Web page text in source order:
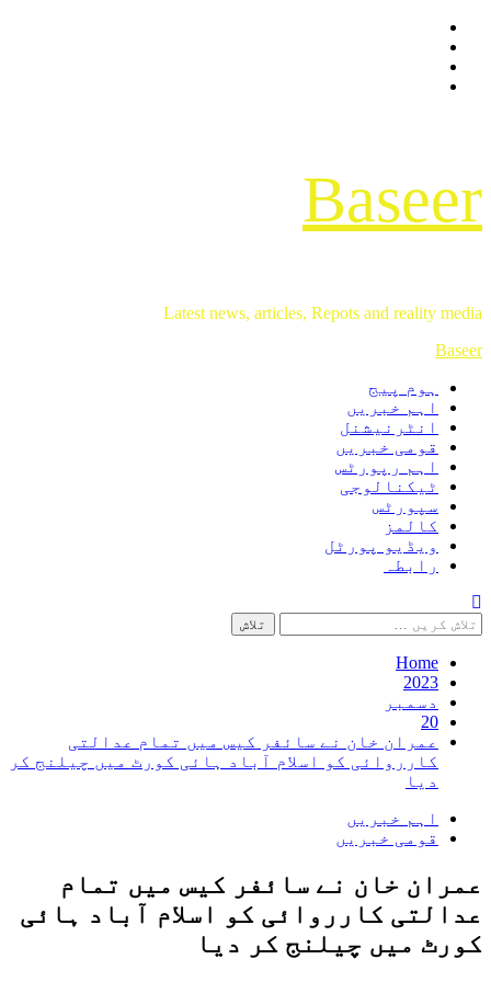
Skip
content
Baseer
Latest news, articles, Repots and reality media
Primary
Baseer
ہوم پیج
اہم خبریں
انٹرنیشنل
قومی خبریں
اہم رپورٹس
ٹیکنالوجی
سپورٹس
کالمز
ویڈیو پورٹل
رابطہ
تلاش
کریں
برائے:Home
2023
دسمبر
20
عمران خان نے سائفر کیس میں تمام عدالتی
کارروائی کو اسلام آباد ہائی کورٹ میں چیلنج کر
دیا
اہم خبریں
قومی خبریں
عمران خان نے سائفر کیس میں تمام
عدالتی کارروائی کو اسلام آباد ہائی
کورٹ میں چیلنج کر دیا